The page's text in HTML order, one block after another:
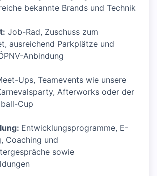
bekannte Brands und Technik
Job-Rad, Zuschuss zum
ausreichend Parkplätze und
Anbindung
Ups, Teamevents wie unsere
Afterworks oder der
Cup
Entwicklungsprogramme, E-
Coaching und
sowie